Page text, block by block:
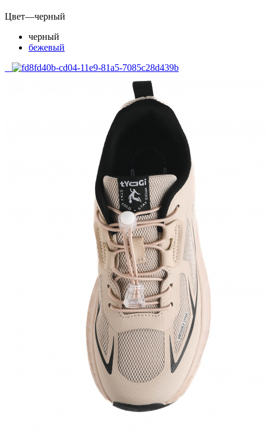
В корзину
Размер—31